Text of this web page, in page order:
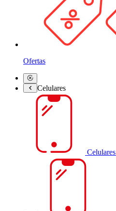
Ofertas
Celulares
Celulares